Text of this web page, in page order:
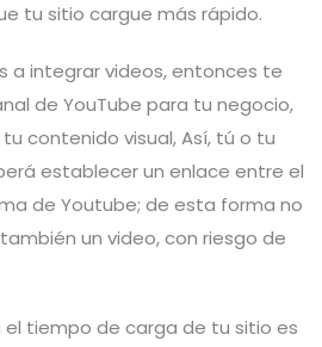
tu sitio cargue más rápido.
a integrar videos, entonces te
de YouTube para tu negocio,
contenido visual, Así, tú o tu
establecer un enlace entre el
de Youtube; de esta forma no
un video, con riesgo de
el tiempo de carga de tu sitio es